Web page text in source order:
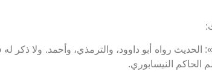
الحديث رواه أبو داوود، والترمذي، وأحمد. ولا ذكر
النيسابوري.